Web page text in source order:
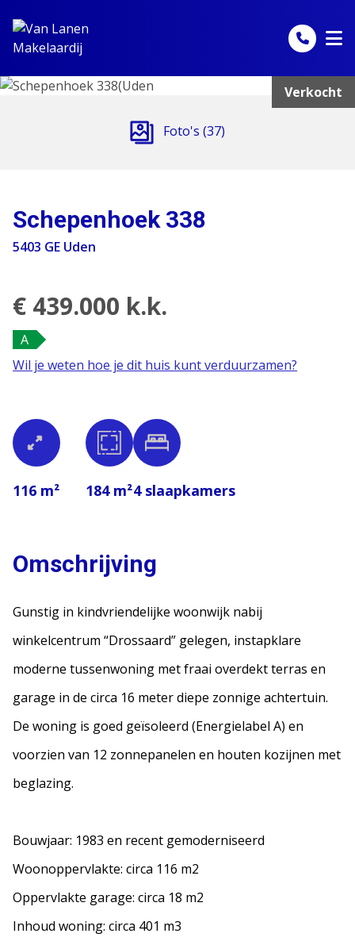
Verkocht
Foto's (37)
Schepenhoek 338
5403 GE Uden
€ 439.000 k.k.
A
Wil je weten hoe je dit huis kunt verduurzamen?
116 m² 184 m²4 slaapkamers
Omschrijving
Gunstig in kindvriendelijke woonwijk nabij
winkelcentrum “Drossaard” gelegen, instapklare
moderne tussenwoning met fraai overdekt terras en
garage in de circa 16 meter diepe zonnige achtertuin.
De woning is goed geïsoleerd (Energielabel A) en
voorzien van 12 zonnepanelen en houten kozijnen met
beglazing.
Bouwjaar: 1983 en recent gemoderniseerd
Woonoppervlakte: circa 116 m2
Oppervlakte garage: circa 18 m2
Inhoud woning: circa 401 m3